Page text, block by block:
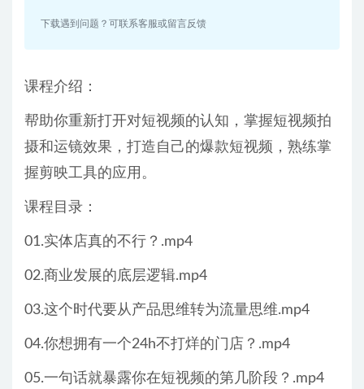
下载遇到问题？可联系客服或留言反馈
课程介绍：
帮助你重新打开对短视频的认知，掌握短视频拍
摄和运镜效果，打造自己的爆款短视频，熟练掌
握剪映工具的应用。
课程目录：
01.实体店真的不行？.mp4
02.商业发展的底层逻辑.mp4
03.这个时代要从产品思维转为流量思维.mp4
04.你想拥有一个24h不打烊的门店？.mp4
05.一句话就暴露你在短视频的第几阶段？.mp4